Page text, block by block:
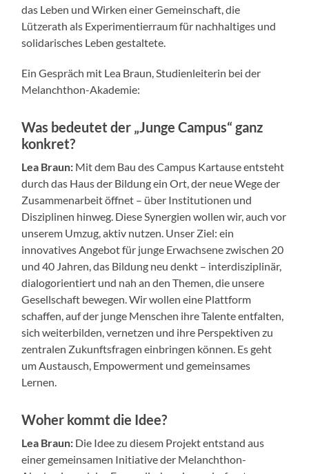
das Leben und Wirken einer Gemeinschaft, die
Lützerath als Experimentierraum für nachhaltiges und
solidarisches Leben gestaltete.
Ein Gespräch mit Lea Braun, Studienleiterin bei der
Melanchthon-Akademie:
Was bedeutet der „Junge Campus“ ganz
konkret?
Lea Braun: Mit dem Bau des Campus Kartause entsteht
durch das Haus der Bildung ein Ort, der neue Wege der
Zusammenarbeit öffnet – über Institutionen und
Disziplinen hinweg. Diese Synergien wollen wir, auch vor
unserem Umzug, aktiv nutzen. Unser Ziel: ein
innovatives Angebot für junge Erwachsene zwischen 20
und 40 Jahren, das Bildung neu denkt – interdisziplinär,
dialogorientiert und nah an den Themen, die unsere
Gesellschaft bewegen. Wir wollen eine Plattform
schaffen, auf der junge Menschen ihre Talente entfalten,
sich weiterbilden, vernetzen und ihre Perspektiven zu
zentralen Zukunftsfragen einbringen können. Es geht
um Austausch, Empowerment und gemeinsames
Lernen.
Woher kommt die Idee?
Lea Braun: Die Idee zu diesem Projekt entstand aus
einer gemeinsamen Initiative der Melanchthon-